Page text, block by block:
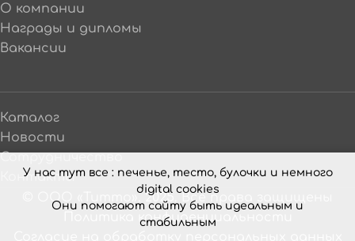
У нас тут все : печенье, тесто, булочки и немного
digital cookies
Они помогают сайту быть идеальным и
стабильным
О компании
Награды и дипломы
Вакансии
Каталог
Новости
Сотрудничество
Контакты
© ООО «Титто». 2025. Все права защищены
Политика конфиденциальности